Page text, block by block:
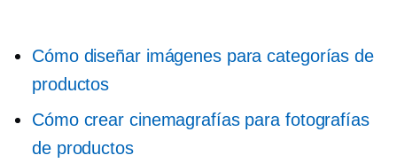
Cómo diseñar imágenes para categorías de
productos
Cómo crear cinemagrafías para fotografías
de productos